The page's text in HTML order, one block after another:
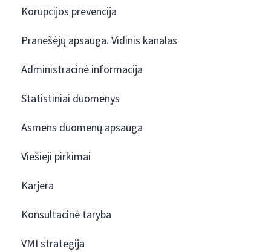
Korupcijos prevencija
Pranešėjų apsauga. Vidinis kanalas
Administracinė informacija
Statistiniai duomenys
Asmens duomenų apsauga
Viešieji pirkimai
Karjera
Konsultacinė taryba
VMI strategija